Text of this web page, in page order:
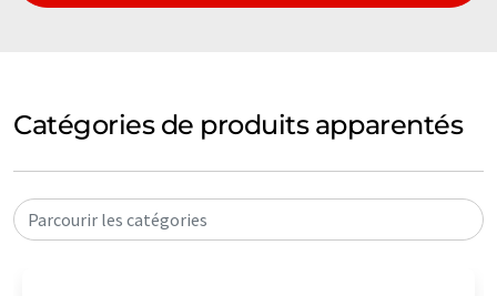
Catégories de produits apparentés
Parcourir les catégories